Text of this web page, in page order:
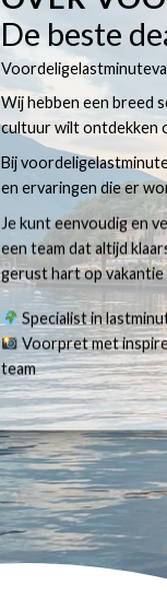
De beste
Wij hebben een breed
cultuur wilt ontdekken
Bij
en ervaringen die er
Je kunt eenvoudig en
een team dat altijd
gerust hart op vakantie
Specialist in
Voorpret met
team